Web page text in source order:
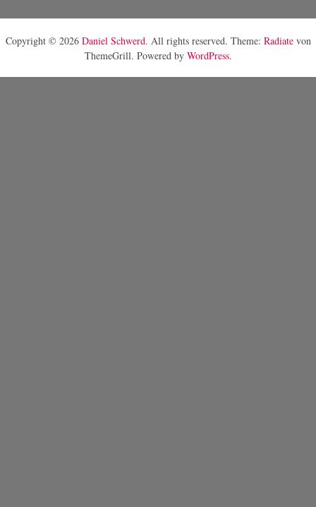
Copyright © 2026 Daniel Schwerd. All rights reserved. Theme: Radiatevon
ThemeGrill. Powered by WordPress.